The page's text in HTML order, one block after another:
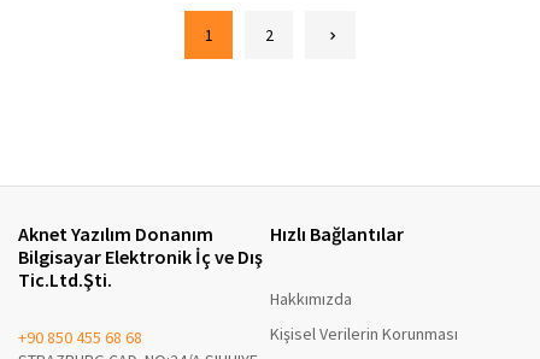
1 2
Aknet Yazılım Donanım
Bilgisayar Elektronik İç ve Dış
Tic.Ltd.Şti.
+90 850 455 68 68
Hızlı Bağlantılar
Hakkımızda
Kişisel Verilerin Korunması